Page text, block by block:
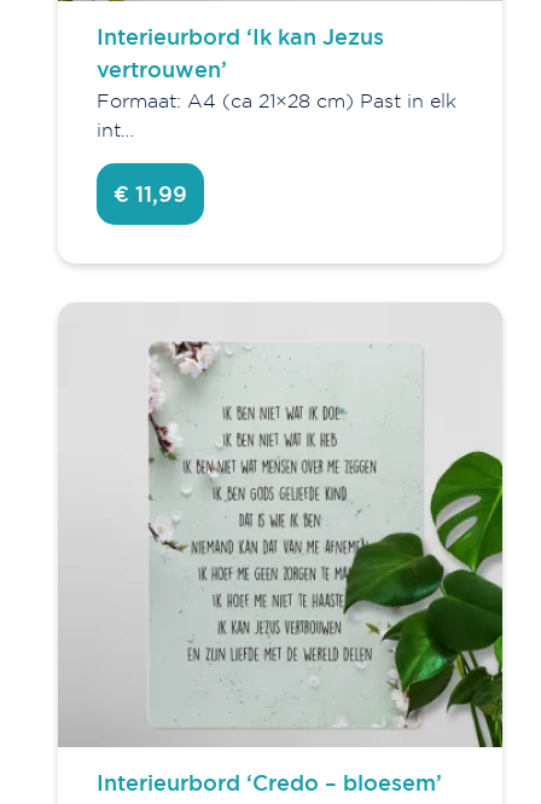
Interieurbord ‘Ik kan Jezus
vertrouwen’
Formaat: A4 (ca 21×28 cm) Past in elk
int…
€ 11,99
Interieurbord ‘Credo – bloesem’